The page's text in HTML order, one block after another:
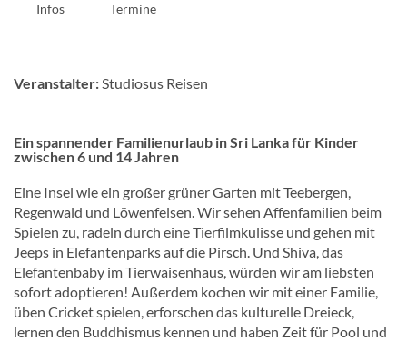
Infos Termine
Veranstalter:Studiosus Reisen
Ein spannender Familienurlaub in Sri Lanka für Kinder
zwischen 6 und 14 Jahren
Eine Insel wie ein großer grüner Garten mit Teebergen,
Regenwald und Löwenfelsen. Wir sehen Affenfamilien beim
Spielen zu, radeln durch eine Tierfilmkulisse und gehen mit
Jeeps in Elefantenparks auf die Pirsch. Und Shiva, das
Elefantenbaby im Tierwaisenhaus, würden wir am liebsten
sofort adoptieren! Außerdem kochen wir mit einer Familie,
üben Cricket spielen, erforschen das kulturelle Dreieck,
lernen den Buddhismus kennen und haben Zeit für Pool und